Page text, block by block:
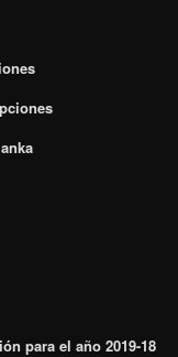
para el año 2019-18